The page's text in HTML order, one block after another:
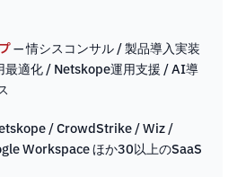
— 情シスコンサル / 製品導入実装
最適化 / Netskope運用支援 / AI導
/ CrowdStrike / Wiz /
Workspace ほか30以上のSaaS